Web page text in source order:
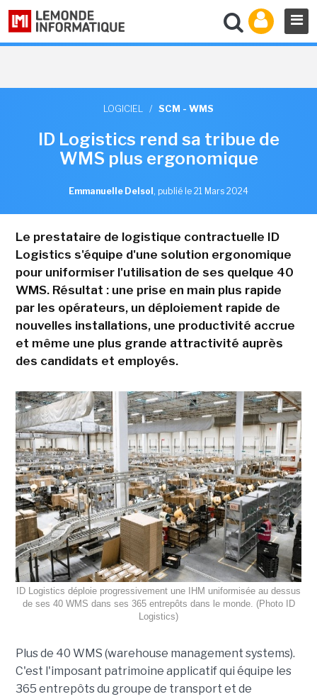
LOGICIEL / SCM - WMS
ID Logistics rend sa tribue de
WMS plus ergonomique
Emmanuelle Delsol , publié le 21 Mars 2024
Le prestataire de logistique contractuelle ID
Logistics s'équipe d'une solution ergonomique
pour uniformiser l'utilisation de ses quelque 40
WMS. Résultat : une prise en main plus rapide
par les opérateurs, un déploiement rapide de
nouvelles installations, une productivité accrue
et même une plus grande attractivité auprès
des candidats et employés.
ID Logistics déploie progressivement une IHM uniformisée au dessus
de ses 40 WMS dans ses 365 entrepôts dans le monde. (Photo ID
Logistics)
Plus de 40 WMS (warehouse management systems).
C'est l'imposant patrimoine applicatif qui équipe les
365 entrepôts du groupe de transport et de